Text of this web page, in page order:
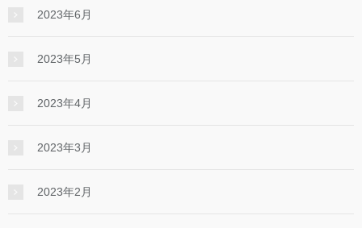
2023年6月
2023年5月
2023年4月
2023年3月
2023年2月